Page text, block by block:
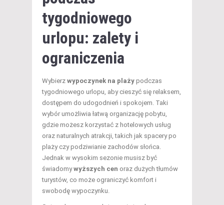
tygodniowego
urlopu: zalety i
ograniczenia
Wybierz wypoczynek na plaży podczas
tygodniowego urlopu, aby cieszyć się relaksem,
dostępem do udogodnień i spokojem. Taki
wybór umożliwia łatwą organizację pobytu,
gdzie możesz korzystać z hotelowych usług
oraz naturalnych atrakcji, takich jak spacery po
plaży czy podziwianie zachodów słońca.
Jednak w wysokim sezonie musisz być
świadomywyższych cen oraz dużych tłumów
turystów, co może ograniczyć komfort i
swobodę wypoczynku.